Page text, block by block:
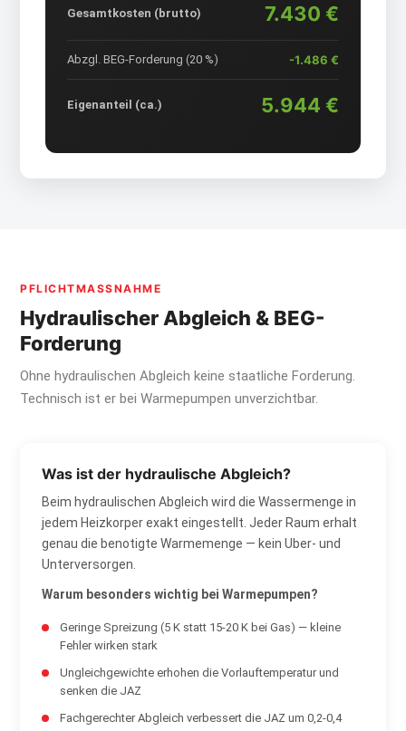
Gesamtkosten (brutto) 7.430 €
Abzgl. BEG-Forderung (20 %) -1.486 €
Eigenanteil (ca.) 5.944 €
PFLICHTMASSNAHME
Hydraulischer Abgleich & BEG-
Forderung
Ohne hydraulischen Abgleich keine staatliche Forderung.
Technisch ist er bei Warmepumpen unverzichtbar.
Was ist der hydraulische Abgleich?
Beim hydraulischen Abgleich wird die Wassermenge in
jedem Heizkorper exakt eingestellt. Jeder Raum erhalt
genau die benotigte Warmemenge — kein Uber- und
Unterversorgen.
Warum besonders wichtig bei Warmepumpen?
Geringe Spreizung (5 K statt 15-20 K bei Gas) — kleine
Fehler wirken stark
Ungleichgewichte erhohen die Vorlauftemperatur und
senken die JAZ
Fachgerechter Abgleich verbessert die JAZ um 0,2-0,4